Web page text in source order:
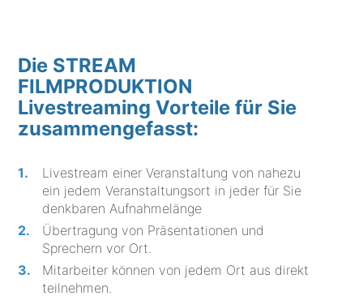
Die STREAM
FILMPRODUKTION
Livestreaming Vorteile für Sie
zusammengefasst:
Livestream einer Veranstaltung von nahezu
ein jedem Veranstaltungsort in jeder für Sie
denkbaren Aufnahmelänge
Übertragung von Präsentationen und
Sprechern vor Ort.
Mitarbeiter können von jedem Ort aus direkt
teilnehmen.